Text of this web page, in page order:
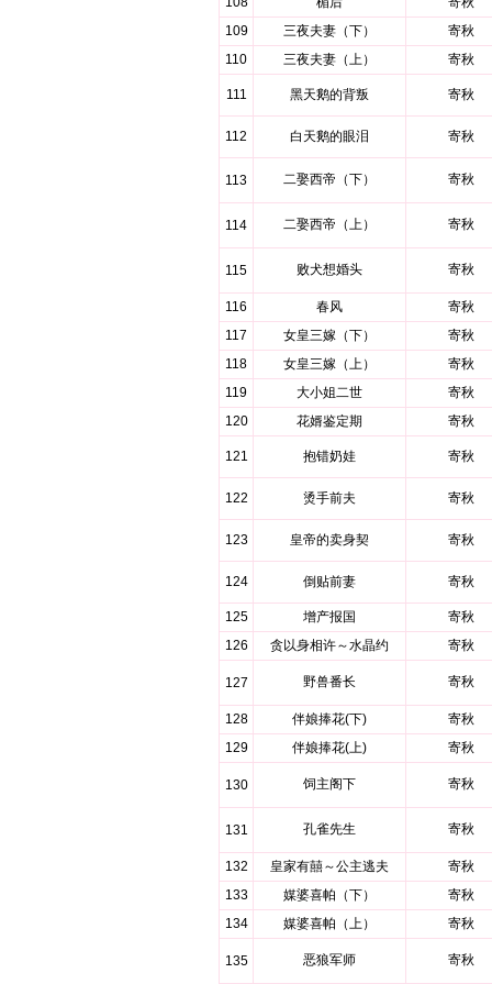
109
三夜夫妻（下）
寄秋
110
三夜夫妻（上） 寄秋
111 黑天鹅的背叛 寄秋
112 白天鹅的眼泪 寄秋
113 二娶西帝（下） 寄秋
114 二娶西帝（上） 寄秋
115 败犬想婚头 寄秋
116 春风
寄秋
117
女皇三嫁（下）
寄秋
118
女皇三嫁（上）
寄秋
119
大小姐二世
寄秋
120
花婿鉴定期 寄秋
121 抱错奶娃 寄秋
122 烫手前夫 寄秋
123 皇帝的卖身契 寄秋
124 倒贴前妻 寄秋
125 增产报国
寄秋
126
贪以身相许～水晶约 寄秋
127 野兽番长 寄秋
128 伴娘捧花(下)
寄秋
129
伴娘捧花(上) 寄秋
130 饲主阁下 寄秋
131 孔雀先生 寄秋
132 皇家有囍～公主逃夫
寄秋
133
媒婆喜帕（下）
寄秋
134
媒婆喜帕（上） 寄秋
135 恶狼军师 寄秋